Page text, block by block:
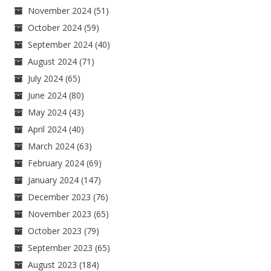
November 2024 (51)
October 2024 (59)
September 2024 (40)
August 2024 (71)
July 2024 (65)
June 2024 (80)
May 2024 (43)
April 2024 (40)
March 2024 (63)
February 2024 (69)
January 2024 (147)
December 2023 (76)
November 2023 (65)
October 2023 (79)
September 2023 (65)
August 2023 (184)